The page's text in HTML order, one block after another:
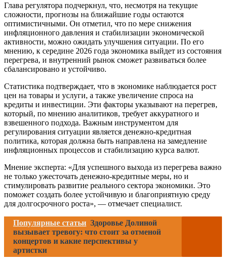
Глава регулятора подчеркнул, что, несмотря на текущие
сложности, прогнозы на ближайшие годы остаются
оптимистичными. Он отметил, что по мере снижения
инфляционного давления и стабилизации экономической
активности, можно ожидать улучшения ситуации. По его
мнению, к середине 2026 года экономика выйдет из состояния
перегрева, и внутренний рынок сможет развиваться более
сбалансировано и устойчиво.
Статистика подтверждает, что в экономике наблюдается рост
цен на товары и услуги, а также увеличение спроса на
кредиты и инвестиции. Эти факторы указывают на перегрев,
который, по мнению аналитиков, требует аккуратного и
взвешенного подхода. Важным инструментом для
регулирования ситуации является денежно-кредитная
политика, которая должна быть направлена на замедление
инфляционных процессов и стабилизацию курса валют.
Мнение эксперта: «Для успешного выхода из перегрева важно
не только ужесточать денежно-кредитные меры, но и
стимулировать развитие реального сектора экономики. Это
поможет создать более устойчивую и благоприятную среду
для долгосрочного роста», — отмечает специалист.
Популярные статьи Здоровье Долиной
вызывает тревогу: что стоит за отменой
концертов и какие перспективы у
артистки